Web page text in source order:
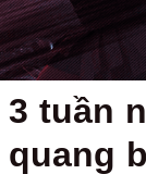
3 tuần
quang